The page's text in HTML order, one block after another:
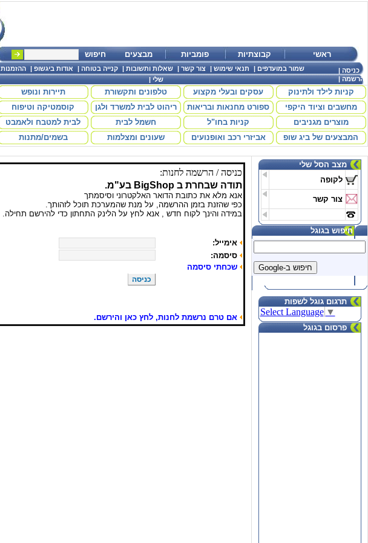
חיפוש מבצעים פומביות קבוצתיות ראשי
שמור במועדפים | תנאי שימוש | צור קשר | שאלות ותשובות | קנייה בטוחה | אודות ביגשופ |
ההזמנות
שלי|
כניסה |
הרשמה|
קניות לילד ולתינוק עסקים ובעלי מקצוע טלפונים ותקשורת תיירות ונופש
מחשבים וציוד היקפי
ספורט מחנאות ובריאות ריהוט לבית למשרד ולגן קוסמטיקה וטיפוח
מוצרים מגניבים
קניות בחו"ל חשמל לבית לבית למטבח ולאמבט
המבצעים של ביג שופ
אביזרי רכב ואופנועים שעונים ומצלמות בשמים/מתנות
כניסה / הרשמה לחנות:
תודה שבחרת ב BigShop
בע"מ.
אנא מלא את כתובת הדואר האלקטרוני וסיסמתך
כפי שהזנת בזמן ההרשמה, על מנת שהמערכת תוכל לזהותך.
במידה והינך לקוח חדש , אנא לחץ על הלינק התחתון כדי להירשם תחילה.
אימייל:
סיסמה:
שכחתי סיסמה
אם טרם נרשמת לחנות, לחץ כאן והירשם.
מצב הסל שלי
לקופה
צור קשר
חיפוש בגוגל
תרגום גוגל לשפות
Select Language ▼
פרסום בגוגל